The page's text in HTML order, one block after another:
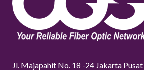
Jl. Majapahit No. 18 -24 Jakarta